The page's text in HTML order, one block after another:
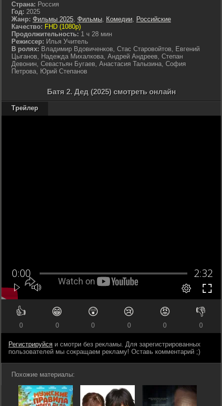
Страна: Россия
Год: 2025
Жанр: Фильмы 2025, Фильмы, Комедии, Российские
Качество: FHD (1080p)
Продолжительность: 1 ч 28 мин
Режиссер: Илья Учитель
В ролях: Владимир Вдовиченков, Стас Старовойтов, Евгений
Цыганов, Надежда Михалкова, Андрей Андреев, Степан
Девонин, Севастьян Бугаев, Анастасия Талызина, София
Петрова, Юрий Степанов
Батя 2. Дед (2025) смотреть онлайн
Трейлер
👍
0
😁
0
😲
0
😢
0
😡
0
👎
0
Регистрируйся и смотри без рекламы. Для зарегистрированных
пользователей мы сокращаем рекламу! Оставь комментарий ;)
Похожие материалы: